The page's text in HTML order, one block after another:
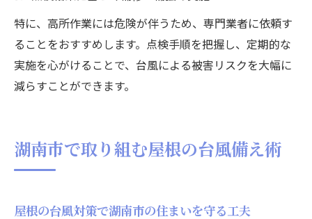
特に、高所作業には危険が伴うため、専門業者に依頼す
ることをおすすめします。点検手順を把握し、定期的な
実施を心がけることで、台風による被害リスクを大幅に
減らすことができます。
湖南市で取り組む屋根の台風備え術
屋根の台風対策で湖南市の住まいを守る工夫